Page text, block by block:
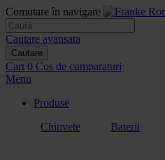
Comutare în navigare
Cautare avansata
Cautare
Cart 0 Cos de cumparaturi
Menu
Produse
Chiuvete
Baterii